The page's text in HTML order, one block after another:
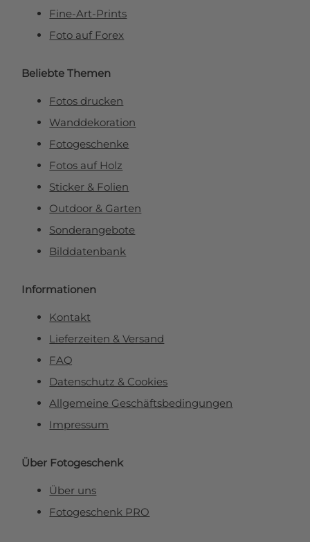
Fine-Art-Prints
Foto auf Forex
Beliebte Themen
Fotos drucken
Wanddekoration
Fotogeschenke
Fotos auf Holz
Sticker & Folien
Outdoor & Garten
Sonderangebote
Bilddatenbank
Informationen
Kontakt
Lieferzeiten & Versand
FAQ
Datenschutz & Cookies
Allgemeine Geschäftsbedingungen
Impressum
Über Fotogeschenk
Über uns
Fotogeschenk PRO